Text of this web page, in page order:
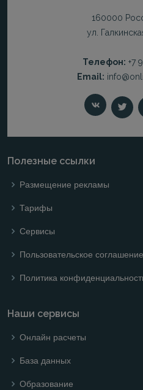
160000
ул.
Телефон: +7
Email:
Полезные ссылки
Размещение рекламы
Тарифы
Сервисы
Пользовательское соглашение
Политика
Наши сервисы
Онлайн расчеты
База данных
Образование